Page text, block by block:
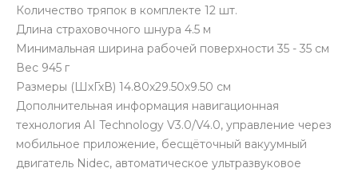
Количество тряпок в комплекте 12 шт.
Длина страховочного шнура 4.5 м
Минимальная ширина рабочей поверхности 35 - 35 см
Вес 945 г
Размеры (ШхГхВ) 14.80х29.50х9.50 см
Дополнительная информация навигационная
технология AI Technology V3.0/V4.0, управление через
мобильное приложение, бесщёточный вакуумный
двигатель Nidec, автоматическое ультразвуковое